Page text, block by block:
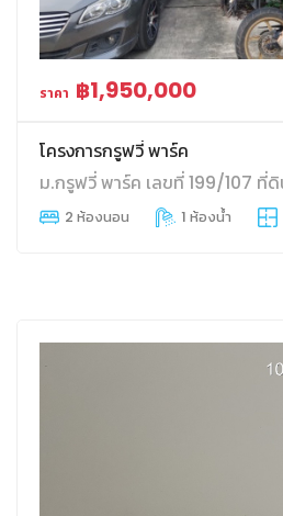
ราคา ฿1,950,000
โครงการกรูฟวี่ พาร์ค
2 ห้องนอน 1 ห้องน้ำ